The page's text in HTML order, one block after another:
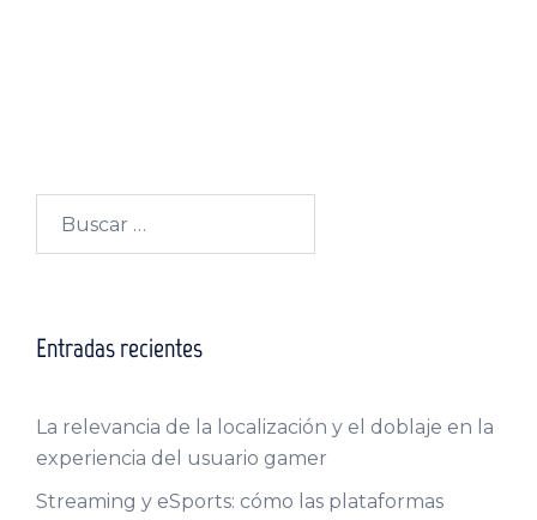
Entradas recientes
La relevancia de la localización y el doblaje en la
experiencia del usuario gamer
Streaming y eSports: cómo las plataformas